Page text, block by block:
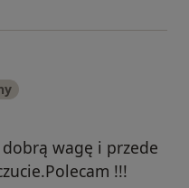
wagę i przede
!!!